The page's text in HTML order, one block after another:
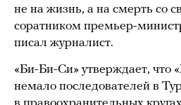
не на жизнь, а на смерть со
соратником премьер-
писал журналист.
«Би-Би-Си» утверждает, что
немало последователей в